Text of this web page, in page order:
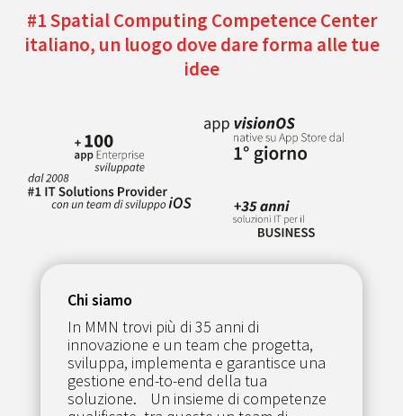
#1 Spatial Computing Competence Center
italiano, un luogo dove dare forma alle tue
idee
Chi siamo
In MMN trovi più di 35 anni di
innovazione e un team che progetta,
sviluppa, implementa e garantisce una
gestione end-to-end della tua
soluzione. Un insieme di competenze